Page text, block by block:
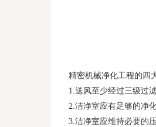
精密机械净化工程的四
1.送风至少经过三级过
2.洁净室应有足够的净
3.洁净室应维持必要的